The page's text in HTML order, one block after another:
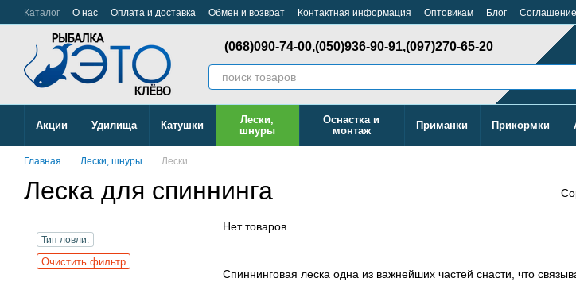
Перейти к основному контенту
Каталог О нас Оплата и доставка Обмен и возврат Контактная информация Оптовикам Блог Cоглашение
(068)090-74-00,(050)936-90-91,(097)270-65-20
Акции Удилища Катушки
Лески,
шнуры
Оснастка и
монтаж
Приманки Прикормки
Главная Лески, шнуры Лески
Леска для спиннинга
Спиннинговая леска одна из важнейших частей снасти, что
Нет товаров
Тип ловли:
Очистить фильтр